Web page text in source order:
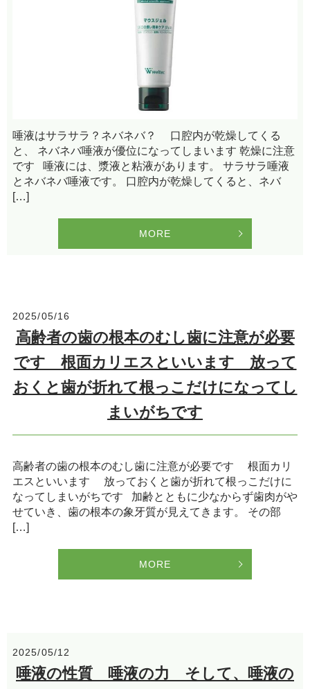
唾液はサラサラ？ネバネバ？ 口腔内が乾燥してくる
と、 ネバネバ唾液が優位になってしまいます 乾燥に注意
です 唾液には、漿液と粘液があります。 サラサラ唾液
とネバネバ唾液です。 口腔内が乾燥してくると、ネバ
[…]
MORE
2025/05/16
高齢者の歯の根本のむし歯に注意が必要
です 根面カリエスといいます 放って
おくと歯が折れて根っこだけになってし
まいがちです
高齢者の歯の根本のむし歯に注意が必要です 根面カリ
エスといいます 放っておくと歯が折れて根っこだけに
なってしまいがちです 加齢とともに少なからず歯肉がや
せていき、歯の根本の象牙質が見えてきます。 その部
[…]
MORE
2025/05/12
唾液の性質 唾液の力 そして、唾液の